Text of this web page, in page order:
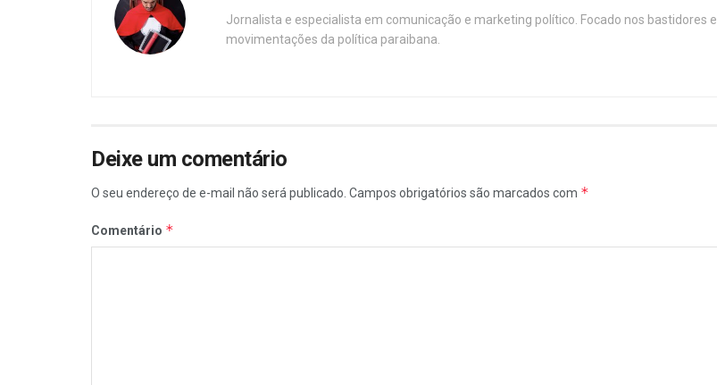
Jornalista e especialista em comunicação e marketing político. Focado nos bastidores e
movimentações da política paraibana.
Deixe um comentário
O seu endereço de e-mail não será publicado. Campos obrigatórios são marcados com *
Comentário *